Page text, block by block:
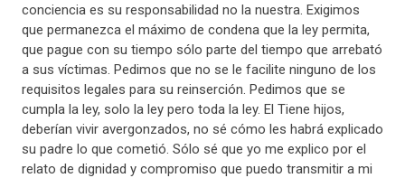
conciencia es su responsabilidad no la nuestra. Exigimos
que permanezca el máximo de condena que la ley permita,
que pague con su tiempo sólo parte del tiempo que arrebató
a sus víctimas. Pedimos que no se le facilite ninguno de los
requisitos legales para su reinserción. Pedimos que se
cumpla la ley, solo la ley pero toda la ley. El Tiene hijos,
deberían vivir avergonzados, no sé cómo les habrá explicado
su padre lo que cometió. Sólo sé que yo me explico por el
relato de dignidad y compromiso que puedo transmitir a mi